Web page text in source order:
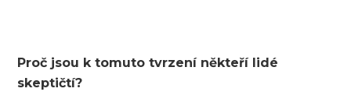
Proč jsou k tomuto tvrzení někteří lidé
skeptičtí?